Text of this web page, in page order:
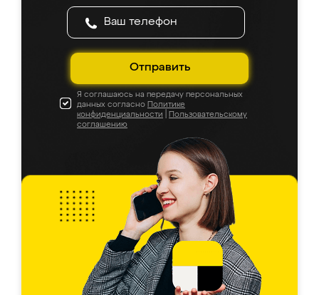
Отправить
Я соглашаюсь на передачу персональных
данных согласно Политике
конфиденциальности
Пользовательскому
соглашению